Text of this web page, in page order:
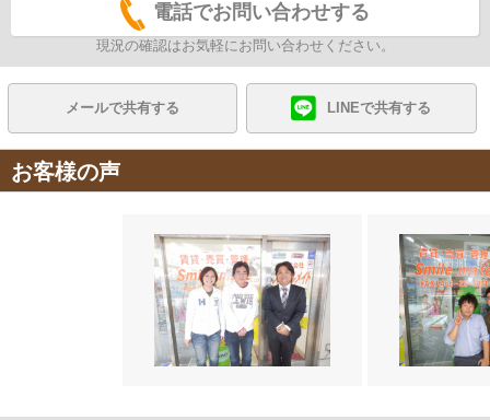
電話でお問い合わせする
現況の確認はお気軽にお問い合わせください。
メールで共有する LINEで共有する
お客様の声